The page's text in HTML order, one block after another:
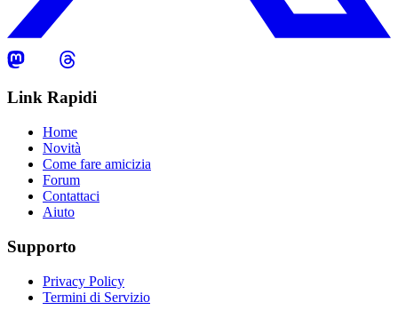
Link Rapidi
Home
Novità
Come fare amicizia
Forum
Contattaci
Aiuto
Supporto
Privacy Policy
Termini di Servizio